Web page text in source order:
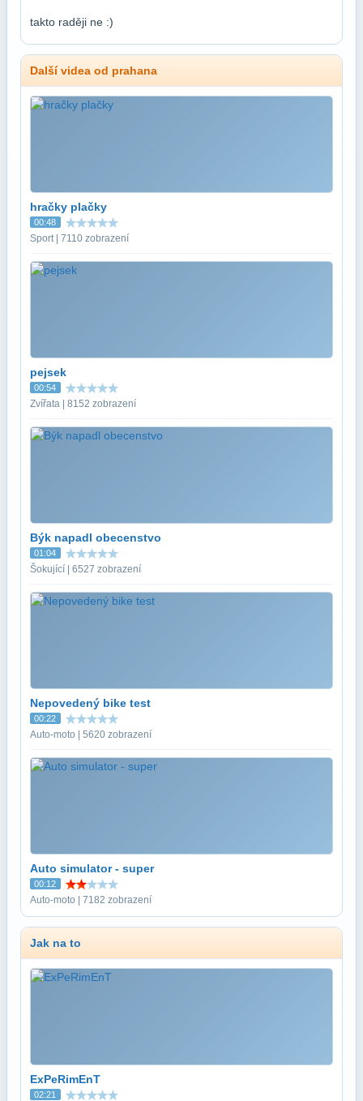
takto raději ne :)
Další videa od prahana
hračky plačky
00:48
Sport | 7110 zobrazení
pejsek
00:54
Zvířata | 8152 zobrazení
Býk napadl obecenstvo
01:04
Šokující | 6527 zobrazení
Nepovedený bike test
00:22
Auto-moto | 5620 zobrazení
Auto simulator - super
00:12
Auto-moto | 7182 zobrazení
Jak na to
ExPeRimEnT
02:21